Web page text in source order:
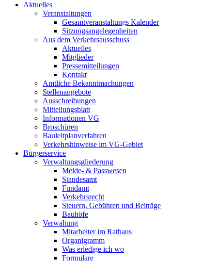
Aktuelles
Veranstaltungen
Gesamtveranstaltungs Kalender
Sitzungsangelegenheiten
Aus dem Verkehrsausschuss
Aktuelles
Mitglieder
Pressemitteilungen
Kontakt
Amtliche Bekanntmachungen
Stellenangebote
Ausschreibungen
Mitteilungsblatt
Informationen VG
Broschüren
Bauleitplanverfahren
Verkehrshinweise im VG-Gebiet
Bürgerservice
Verwaltungsgliederung
Melde- & Passwesen
Standesamt
Fundamt
Verkehrsrecht
Steuern, Gebühren und Beiträge
Bauhöfe
Verwaltung
Mitarbeiter im Rathaus
Organigramm
Was erledige ich wo
Formulare